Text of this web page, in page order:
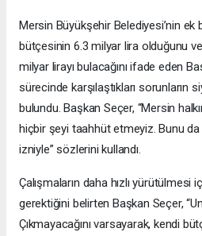
Mersin Büyükşehir Belediyesi’nin ek
bütçesinin 6.3 milyar lira olduğunu
milyar lirayı bulacağını ifade eden
sürecinde karşılaştıkları sorunların
bulundu. Başkan Seçer, “Mersin
hiçbir şeyi taahhüt etmeyiz. Bunu da
izniyle” sözlerini kullandı.
Çalışmaların daha hızlı yürütülmesi
gerektiğini belirten Başkan Seçer,
Çıkmayacağını varsayarak, kendi